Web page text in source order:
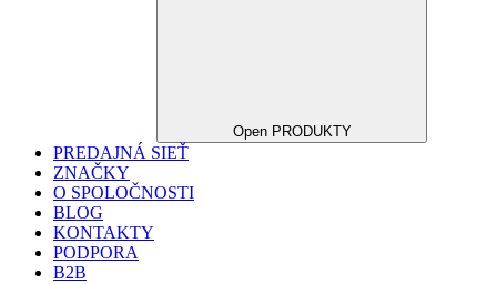
Open PRODUKTY
PREDAJNÁ SIEŤ
ZNAČKY
O SPOLOČNOSTI
BLOG
KONTAKTY
PODPORA
B2B